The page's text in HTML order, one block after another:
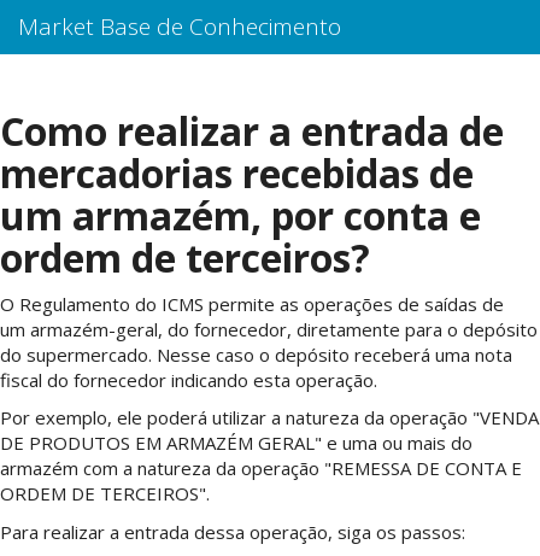
Market Base de Conhecimento
Como realizar a entrada de
mercadorias recebidas de
um armazém, por conta e
ordem de terceiros?
O Regulamento do ICMS permite as operações de saídas de
um armazém-geral, do fornecedor, diretamente para o depósito
do supermercado. Nesse caso o depósito receberá uma nota
fiscal do fornecedor indicando esta operação.
Por exemplo, ele poderá utilizar a natureza da operação "VENDA
DE PRODUTOS EM ARMAZÉM GERAL" e uma ou mais do
armazém com a natureza da operação "REMESSA DE CONTA E
ORDEM DE TERCEIROS".
Para realizar a entrada dessa operação, siga os passos: